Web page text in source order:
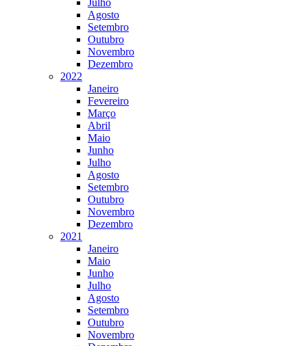
Julho
Agosto
Setembro
Outubro
Novembro
Dezembro
2022
Janeiro
Fevereiro
Março
Abril
Maio
Junho
Julho
Agosto
Setembro
Outubro
Novembro
Dezembro
2021
Janeiro
Maio
Junho
Julho
Agosto
Setembro
Outubro
Novembro